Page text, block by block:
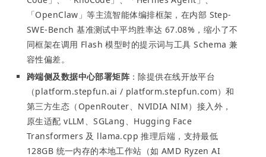
「OpenClaw」等主流智能体编排框架，在内部 Step-
SWE-Bench 基准测试中平均胜率达 67.08%，缩小了不
同框架在调用 Flash 模型时的提示词与工具 Schema 兼
容性偏差。
跨端侧及数据中心部署矩阵 ：除提供在线开放平台
（platform.stepfun.ai / platform.stepfun.com）和
第三方生态（OpenRouter、NVIDIA NIM）接入外，
原生适配 vLLM、SGLang、Hugging Face
Transformers 及 llama.cpp 推理后端，支持最低
128GB 统一内存的本地工作站（如 AMD Ryzen AI